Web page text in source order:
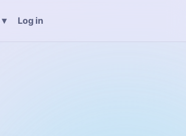
▾ Log in